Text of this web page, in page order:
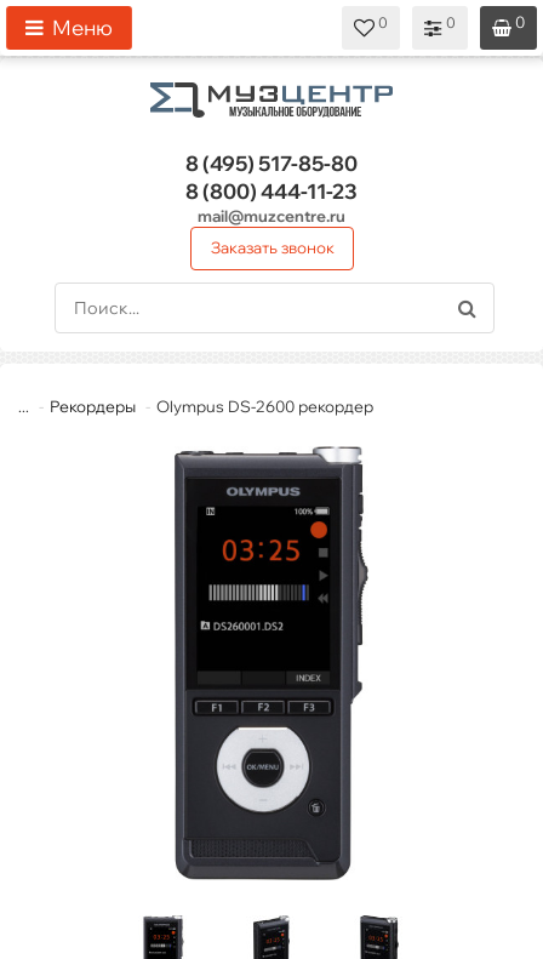
0
0
0
Меню
8 (495)517-85-80
8 (800)444-11-23
mail@muzcentre.ru
Заказать звонок
... Рекордеры Olympus DS‐2600 рекордер